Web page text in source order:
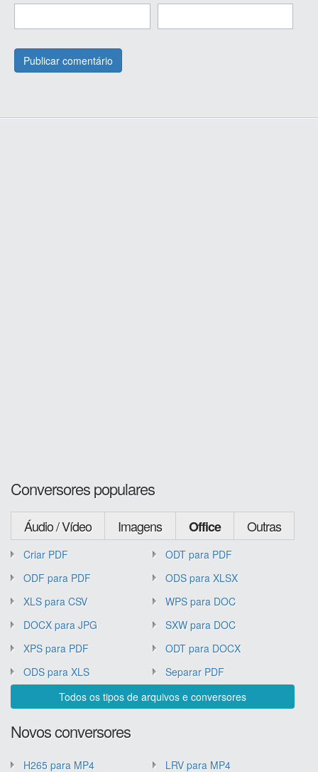
Conversores populares
Áudio / Vídeo Imagens Office Outras
Criar PDF
ODT para PDF
ODF para PDF
ODS para XLSX
XLS para CSV
WPS para DOC
DOCX para JPG
SXW para DOC
XPS para PDF
ODT para DOCX
ODS para XLS
Separar PDF
Todos os tipos de arquivos e conversores
Novos conversores
H265 para MP4 LRV para MP4